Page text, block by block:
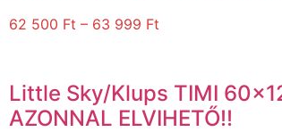
62 500 Ft – 63 999 Ft
Little Sky/Klups TIMI
AZONNAL ELVIHETŐ!!